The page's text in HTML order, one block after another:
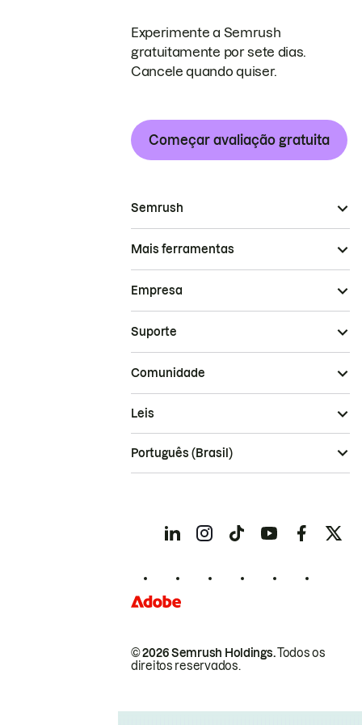
Experimente a Semrush
gratuitamente por sete dias.
Cancele quando quiser.
Começar avaliação gratuita
Semrush
Mais ferramentas
Empresa
Suporte
Comunidade
© 2026 Semrush Holdings.Todos os
direitos reservados.
Leis
Português (Brasil)